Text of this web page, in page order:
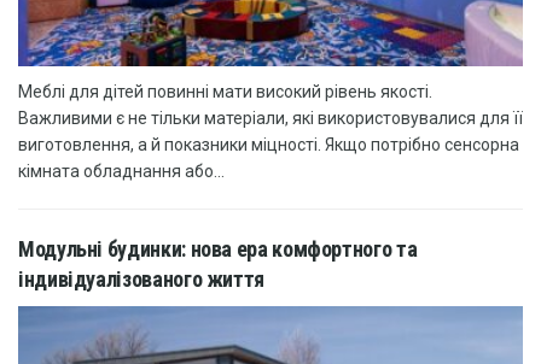
Меблі для дітей повинні мати високий рівень якості.
Важливими є не тільки матеріали, які використовувалися для її
виготовлення, а й показники міцності. Якщо потрібно сенсорна
кімната обладнання або...
Модульні будинки: нова ера комфортного та
індивідуалізованого життя